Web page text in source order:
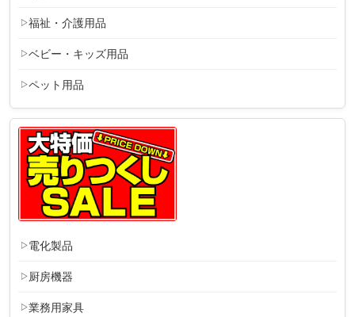
福祉・介護用品
ベビー・キッズ用品
ペット用品
電化製品
厨房機器
業務用家具